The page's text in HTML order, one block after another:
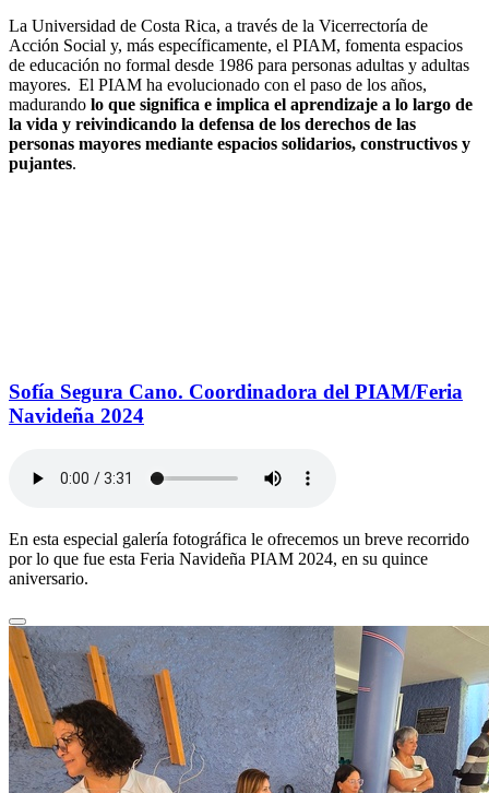
La Universidad de Costa Rica, a través de la Vicerrectoría de
Acción Social y, más específicamente, el PIAM, fomenta espacios
de educación no formal desde 1986 para personas adultas y adultas
mayores. El PIAM ha evolucionado con el paso de los años,
madurando lo que significa e implica el aprendizaje a lo largo de
la vida y reivindicando la defensa de los derechos de las
personas mayores mediante espacios solidarios, constructivos y
pujantes.
Sofía Segura Cano. Coordinadora del PIAM/Feria
Navideña 2024
En esta especial galería fotográfica le ofrecemos un breve recorrido
por lo que fue esta Feria Navideña PIAM 2024, en su quince
aniversario.